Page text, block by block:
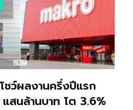
ว์ผลงานครึ่งปีแรก
สนล้านบาท โต 3.6%